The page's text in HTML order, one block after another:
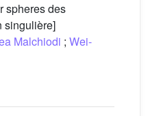
spheres des
singulière]
Malchiodi ; Wei-